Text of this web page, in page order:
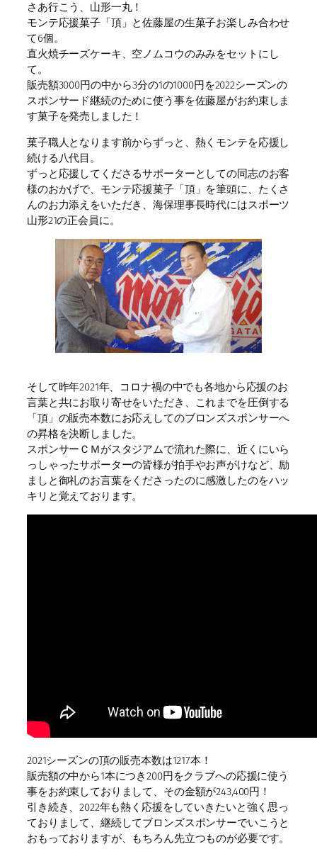
さあ行こう、山形一丸！
モンテ応援菓子「頂」と佐藤屋の生菓子お楽しみ合わせ
て6個。
直火焼チーズケーキ、空ノムコウのみみをセットにし
て。
販売額3000円の中から3分の1の1000円を2022シーズンの
スポンサード継続のために使う事を佐藤屋がお約束しま
す菓子を発売しました！
菓子職人となります前からずっと、熱くモンテを応援し
続ける八代目。
ずっと応援してくださるサポーターとしての同志のお客
様のおかげで、モンテ応援菓子「頂」を筆頭に、たくさ
んのお力添えをいただき、海保理事長時代にはスポーツ
山形21の正会員に。
そして昨年2021年、コロナ禍の中でも各地から応援のお
言葉と共にお取り寄せをいただき、これまでを圧倒する
「頂」の販売本数にお応えしてのブロンズスポンサーへ
の昇格を決断しました。
スポンサーＣＭがスタジアムで流れた際に、近くにいら
っしゃったサポーターの皆様が拍手やお声がけなど、励
ましと御礼のお言葉をくださったのに感激したのをハッ
キリと覚えております。
2021シーズンの頂の販売本数は1217本！
販売額の中から1本につき200円をクラブへの応援に使う
事をお約束しておりまして、その金額が243,400円！
引き続き、2022年も熱く応援をしていきたいと強く思っ
ておりまして、継続してブロンズスポンサーでいこうと
おもっておりますが、もちろん先立つものが必要です。